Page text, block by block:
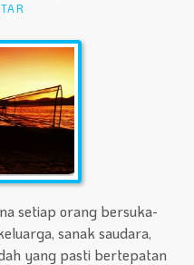
setiap orang bersuka-
sanak saudara,
yang pasti bertepatan